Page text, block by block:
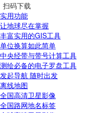
扫码下载
实用功能
让地球尽在掌握
丰富实用的GIS工具
单位换算如此简单
中央经带与带号计算工具
测绘必备的电子罗盘工具
发起导航 随时出发
离线地图
全国高清卫星影像
全国路网地名标签